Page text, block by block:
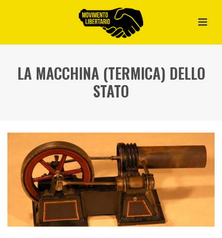
LA MACCHINA (TERMICA) DELLO
STATO